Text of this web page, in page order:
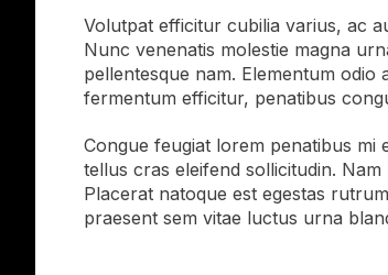
Volutpat efficitur cubilia varius, ac
Nunc venenatis molestie magna
pellentesque nam. Elementum
fermentum efficitur, penatibus
Congue feugiat lorem penatibus mi
tellus cras eleifend sollicitudin.
Placerat natoque est egestas
praesent sem vitae luctus urna